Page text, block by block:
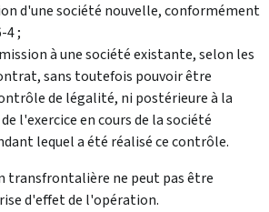
d'une société nouvelle, conformément
4 ;
à une société existante, selon les
sans toutefois pouvoir être
de légalité, ni postérieure à la
l'exercice en cours de la société
lequel a été réalisé ce contrôle.
transfrontalière ne peut pas être
d'effet de l'opération.